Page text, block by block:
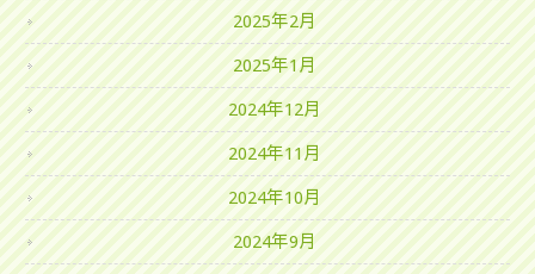
2025年2月
2025年1月
2024年12月
2024年11月
2024年10月
2024年9月